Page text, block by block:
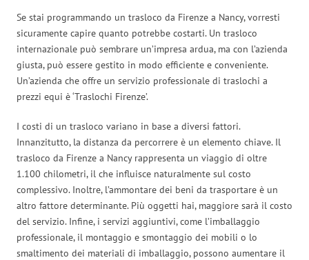
Se stai programmando un trasloco da Firenze a Nancy, vorresti
sicuramente capire quanto potrebbe costarti. Un trasloco
internazionale può sembrare un’impresa ardua, ma con l’azienda
giusta, può essere gestito in modo efficiente e conveniente.
Un’azienda che offre un servizio professionale di traslochi a
prezzi equi è ‘Traslochi Firenze’.
I costi di un trasloco variano in base a diversi fattori.
Innanzitutto, la distanza da percorrere è un elemento chiave. Il
trasloco da Firenze a Nancy rappresenta un viaggio di oltre
1.100 chilometri, il che influisce naturalmente sul costo
complessivo. Inoltre, l’ammontare dei beni da trasportare è un
altro fattore determinante. Più oggetti hai, maggiore sarà il costo
del servizio. Infine, i servizi aggiuntivi, come l’imballaggio
professionale, il montaggio e smontaggio dei mobili o lo
smaltimento dei materiali di imballaggio, possono aumentare il